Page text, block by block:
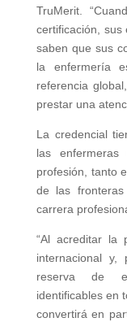
TruMerit.
certificación, sus
saben que sus
la enfermería
referencia
prestar una
La credencial
las
profesión, tanto
de las
carrera
“Al acreditar la
internacional
reserva de
identificables en
convertirá en